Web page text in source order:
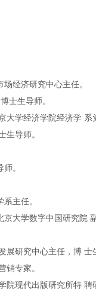
经济研究中心主任。
士生导师。
大学经济学院经济学 系
生导师。
师。
主任。
大学数字中国研究院
研究中心主任，博 士
销专家。
院现代出版研究所特 聘